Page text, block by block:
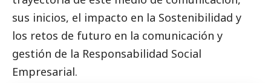
sus inicios, el impacto en la Sostenibilidad y
los retos de futuro en la comunicación y
gestión de la Responsabilidad Social
Empresarial.